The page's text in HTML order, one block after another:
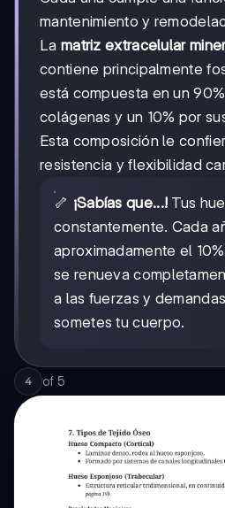
mantenimiento y
La matriz extracelular
contiene principalmente
está compuesta en un
colágenas y un 10% por
Esta composición le
resistencia y flexibilidad
🦴 ¡Sabías que...! Tus
constantemente. Cada
aproximadamente el
se renueva
a las fuerzas y
sometes tu cuerpo.
4 of 5